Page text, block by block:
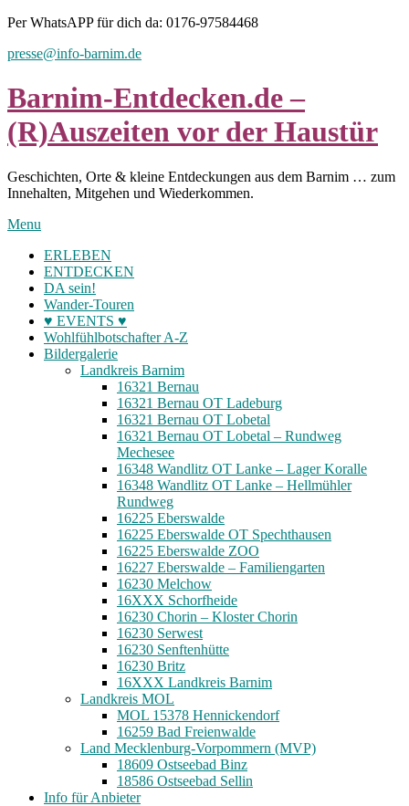
Skip
content
Per WhatsAPP für dich da: 0176-97584468
presse@info-barnim.de
Barnim-Entdecken.de –
(R)Auszeiten vor der Haustür
Geschichten, Orte & kleine Entdeckungen aus dem Barnim … zum
Innehalten, Mitgehen und Wiederkommen.
Menu
ERLEBEN
ENTDECKEN
DA sein!
Wander-Touren
♥ EVENTS ♥
Wohlfühlbotschafter A-Z
Bildergalerie
Landkreis Barnim
16321 Bernau
16321 Bernau OT Ladeburg
16321 Bernau OT Lobetal
16321 Bernau OT Lobetal – Rundweg
Mechesee
16348 Wandlitz OT Lanke – Lager Koralle
16348 Wandlitz OT Lanke – Hellmühler
Rundweg
16225 Eberswalde
16225 Eberswalde OT Spechthausen
16225 Eberswalde ZOO
16227 Eberswalde – Familiengarten
16230 Melchow
16XXX Schorfheide
16230 Chorin – Kloster Chorin
16230 Serwest
16230 Senftenhütte
16230 Britz
16XXX Landkreis Barnim
Landkreis MOL
MOL 15378 Hennickendorf
16259 Bad Freienwalde
Land Mecklenburg-Vorpommern (MVP)
18609 Ostseebad Binz
18586 Ostseebad Sellin
Info für Anbieter